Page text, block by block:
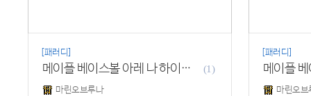
[패러디]
메이플 베이스볼 아레 나 하이라이트 (VS 모드) (1)
마린오브루나
[패러디]
마린오브